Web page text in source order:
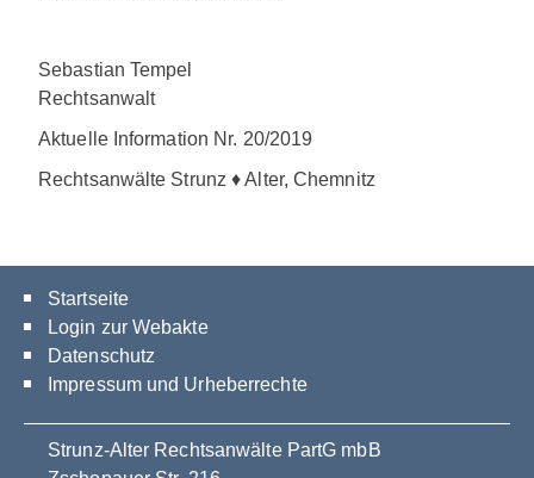
Sebastian Tempel
Rechtsanwalt
Aktuelle Information Nr. 20/2019
Rechtsanwälte Strunz ♦ Alter, Chemnitz
Startseite
Login zur Webakte
Datenschutz
Impressum und Urheberrechte
Strunz-Alter Rechtsanwälte PartG mbB